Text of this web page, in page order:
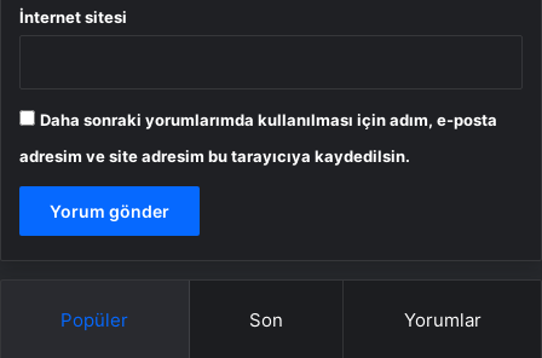
İnternet sitesi
Daha sonraki yorumlarımda kullanılması için adım, e-posta
adresim ve site adresim bu tarayıcıya kaydedilsin.
Popüler Son Yorumlar